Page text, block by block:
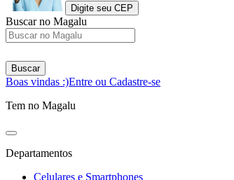
Digite seu CEP
Buscar no Magalu
Buscar
Boas vindas :)Entre ou Cadastre-se
Tem no Magalu
Departamentos
Celulares e Smartphones